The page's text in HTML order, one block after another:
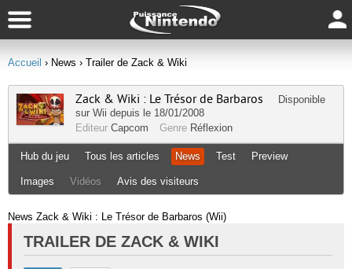
Accueil › News › Trailer de Zack & Wiki
Zack & Wiki : Le Trésor de Barbaros
Disponible
sur Wii depuis le 18/01/2008
Editeur Capcom Genre Réflexion
Hub du jeu Tous les articles News Test Preview
Images Vidéos Avis des visiteurs
News Zack & Wiki : Le Trésor de Barbaros (Wii)
TRAILER DE ZACK & WIKI